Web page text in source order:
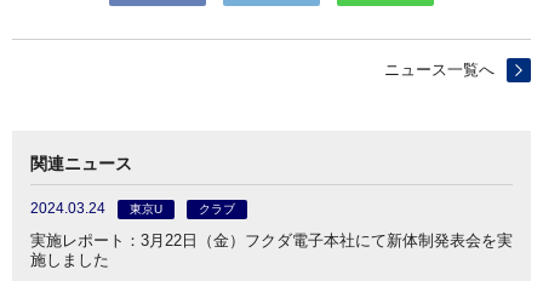
ニュース一覧へ
関連ニュース
2024.03.24 東京U クラブ
実施レポート：3月22日（金）フクダ電子本社にて新体制発表会を実
施しました